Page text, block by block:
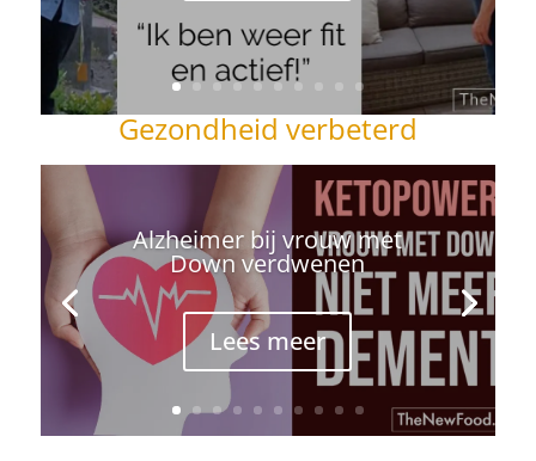
Gezondheid verbeterd
Alzheimer bij vrouw met
Down verdwenen
Lees meer